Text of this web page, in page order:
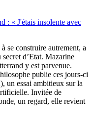
: « J'étais insolente avec
se construire autrement, a
d’Etat. Mazarine
y est parvenue.
publie ces jours-ci
un essai ambitieux sur la
Invitée de
un regard, elle revient